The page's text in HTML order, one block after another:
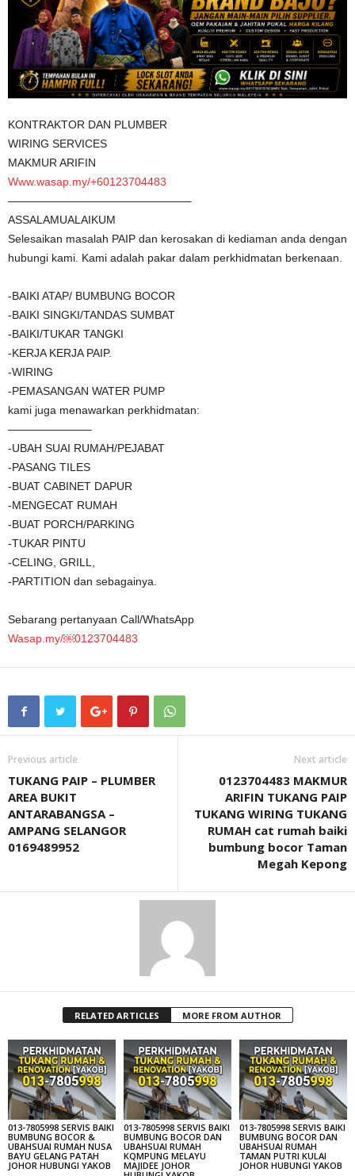
KONTRAKTOR DAN PLUMBER
WIRING SERVICES
MAKMUR ARIFIN
Www.wasap.my/+60123704483
————————————————–
ASSALAMUALAIKUM
Selesaikan masalah PAIP dan kerosakan di kediaman anda dengan
hubungi kami. Kami adalah pakar dalam perkhidmatan berkenaan.
-BAIKI ATAP/ BUMBUNG BOCOR
-BAIKI SINGKI/TANDAS SUMBAT
-BAIKI/TUKAR TANGKI
-KERJA KERJA PAIP.
-WIRING
-PEMASANGAN WATER PUMP
kami juga menawarkan perkhidmatan:
———————–
-UBAH SUAI RUMAH/PEJABAT
-PASANG TILES
-BUAT CABINET DAPUR
-MENGECAT RUMAH
-BUAT PORCH/PARKING
-TUKAR PINTU
-CELING, GRILL,
-PARTITION dan sebagainya.
Sebarang pertanyaan Call/WhatsApp
Wasap.my/￼⁨0123704483
Previous article
TUKANG PAIP – PLUMBER
AREA BUKIT
ANTARABANGSA –
AMPANG SELANGOR
0169489952
Next article
0123704483 MAKMUR
ARIFIN TUKANG PAIP
TUKANG WIRING TUKANG
RUMAH cat rumah baiki
bumbung bocor Taman
Megah Kepong
RELATED ARTICLES MORE FROM AUTHOR
013-7805998 SERVIS BAIKI
BUMBUNG BOCOR &
UBAHSUAI RUMAH NUSA
BAYU GELANG PATAH
JOHOR HUBUNGI YAKOB
013-7805998 SERVIS BAIKI
BUMBUNG BOCOR DAN
UBAHSUAI RUMAH
KQMPUNG MELAYU
MAJIDEE JOHOR
013-7805998 SERVIS BAIKI
BUMBUNG BOCOR DAN
UBAHSUAI RUMAH
TAMAN PUTRI KULAI
JOHOR HUBUNGI YAKOB